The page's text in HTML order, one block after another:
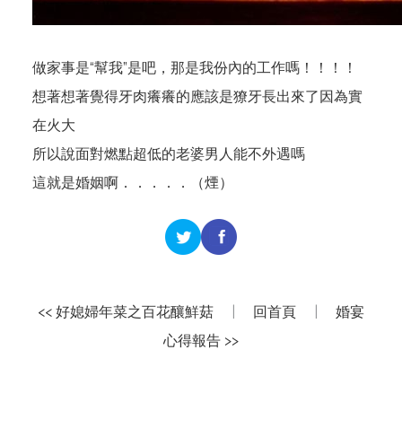
做家事是“幫我”是吧，那是我份內的工作嗎！！！！
想著想著覺得牙肉癢癢的應該是獠牙長出來了因為實
在火大
所以說面對燃點超低的老婆男人能不外遇嗎
這就是婚姻啊．．．．．（煙）
<< 好媳婦年菜之百花釀鮮菇 回首頁
婚宴
心得報告 >>